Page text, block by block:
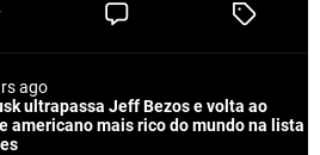
C
e
T
e
ago
ultrapassa Jeff Bezos e volta ao
americano mais rico do mundo na lista